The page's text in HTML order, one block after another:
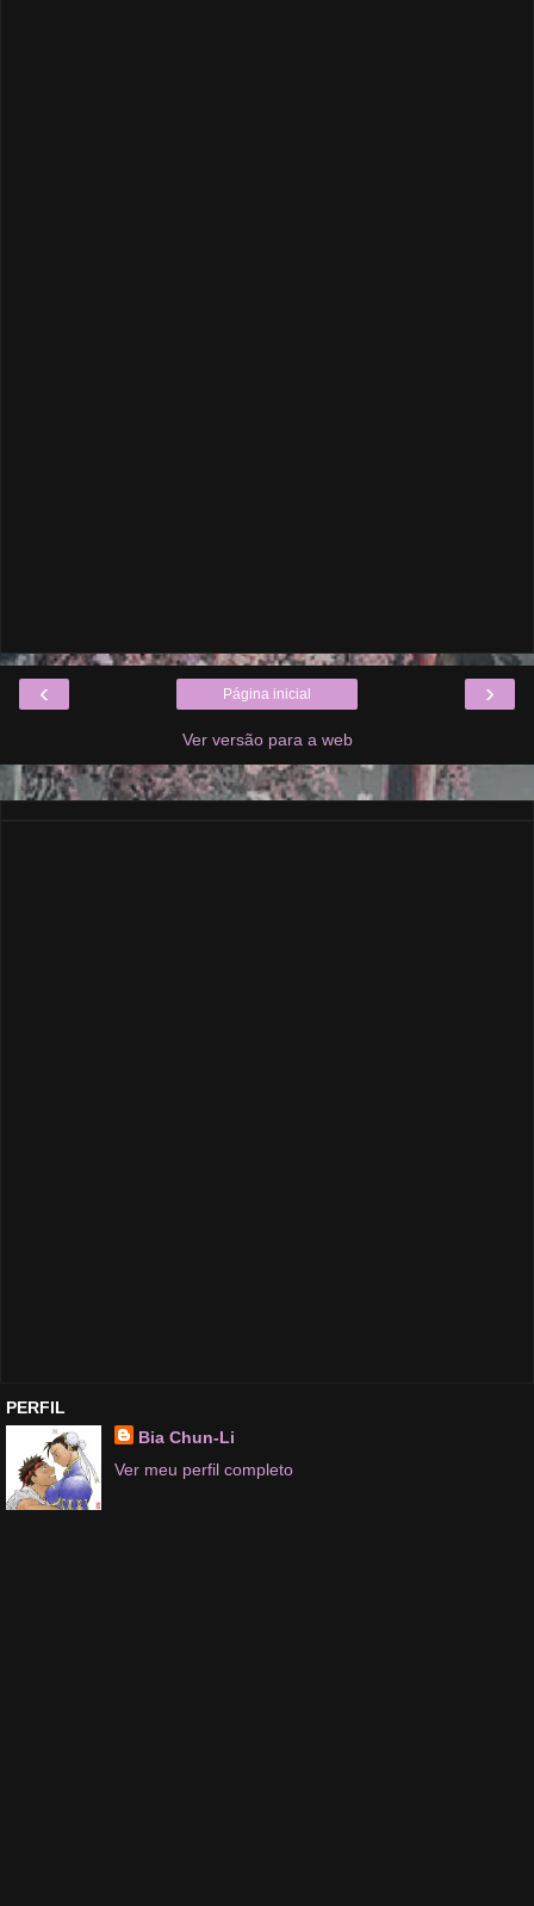
‹ ›
Página inicial
Ver versão para a web
PERFIL
Bia Chun-Li
Ver meu perfil completo